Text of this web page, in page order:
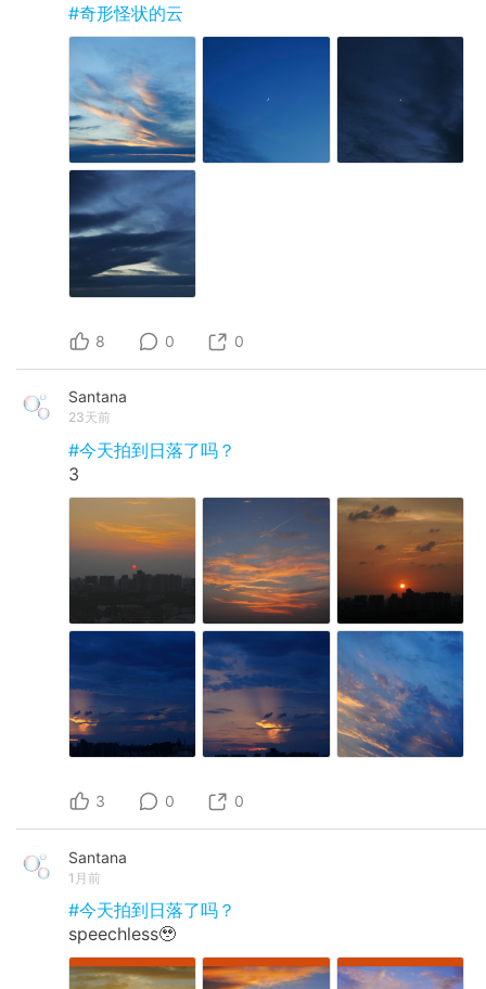
#奇形怪状的云
8 0 0
Santana
23天前
#今天拍到日落了吗？
3
3 0 0
Santana
1月前
#今天拍到日落了吗？
speechless🥹